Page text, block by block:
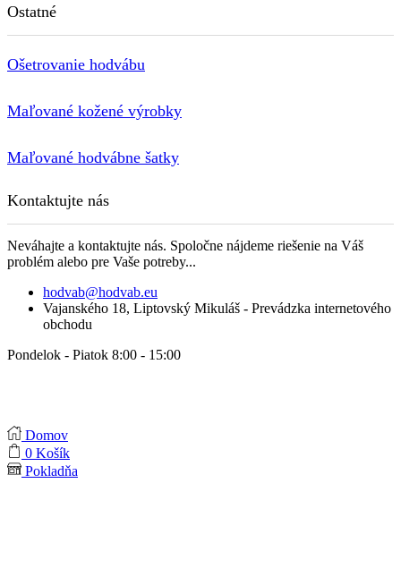
Ostatné
Ošetrovanie hodvábu
Maľované kožené výrobky
Maľované hodvábne šatky
Kontaktujte nás
Neváhajte a kontaktujte nás. Spoločne nájdeme riešenie na Váš
problém alebo pre Vaše potreby...
hodvab@hodvab.eu
Vajanského 18, Liptovský Mikuláš - Prevádzka internetového
obchodu
Pondelok - Piatok 8:00 - 15:00
Domov
0 Košík
Pokladňa